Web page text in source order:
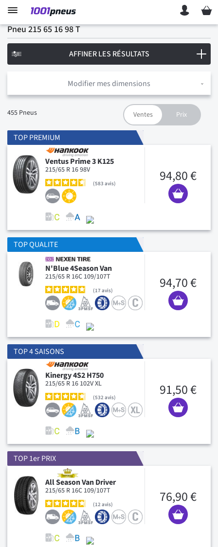
Mon
Pneu 215 65 16 98 T
Modifier mes dimensions
455 Pneus
TOP PREMIUM
Ventus Prime 3 K125
215/65 R 16 98V
583 avis 94,80 €
TOP QUALITE
N'Blue 4Season Van
215/65 R 16C 109/107T
17 avis 94,70 €
TOP 4 SAISONS
Kinergy 4S2 H750
215/65 R 16 102V XL
532 avis 91,50 €
TOP 1er PRIX
All Season Van Driver
215/65 R 16C 109/107T
12 avis 76,90 €
AFFINER LES RÉSULTATS